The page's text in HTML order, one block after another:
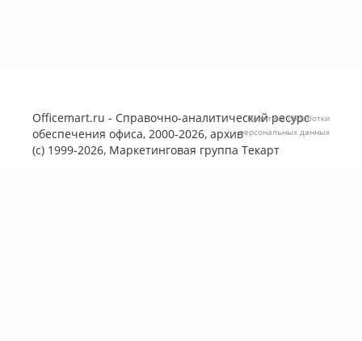
Officemart.ru - Справочно-аналитический ресурс
обеспечения офиса, 2000-2026, архив
(с) 1999-2026, Маркетинговая группа Текарт
Политика обработки
персональных данных